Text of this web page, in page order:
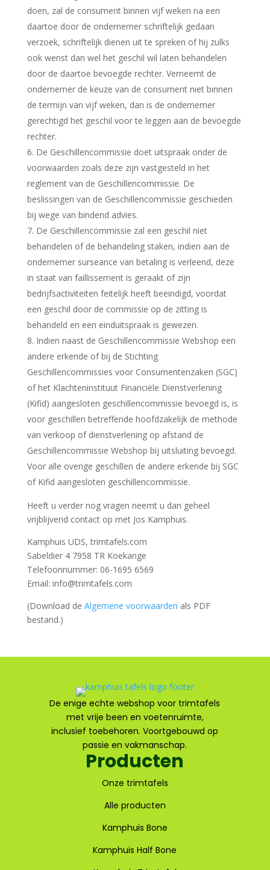
doen, zal de consument binnen vijf weken na een
daartoe door de ondernemer schriftelijk gedaan
verzoek, schriftelijk dienen uit te spreken of hij zulks
ook wenst dan wel het geschil wil laten behandelen
door de daartoe bevoegde rechter. Verneemt de
ondernemer de keuze van de consument niet binnen
de termijn van vijf weken, dan is de ondernemer
gerechtigd het geschil voor te leggen aan de bevoegde
rechter.
6. De Geschillencommissie doet uitspraak onder de
voorwaarden zoals deze zijn vastgesteld in het
reglement van de Geschillencommissie. De
beslissingen van de Geschillencommissie geschieden
bij wege van bindend advies.
7. De Geschillencommissie zal een geschil niet
behandelen of de behandeling staken, indien aan de
ondernemer surseance van betaling is verleend, deze
in staat van faillissement is geraakt of zijn
bedrijfsactiviteiten feitelijk heeft beëindigd, voordat
een geschil door de commissie op de zitting is
behandeld en een einduitspraak is gewezen.
8. Indien naast de Geschillencommissie Webshop een
andere erkende of bij de Stichting
Geschillencommissies voor Consumentenzaken (SGC)
of het Klachteninstituut Financiële Dienstverlening
(Kifid) aangesloten geschillencommissie bevoegd is, is
voor geschillen betreffende hoofdzakelijk de methode
van verkoop of dienstverlening op afstand de
Geschillencommissie Webshop bij uitsluiting bevoegd.
Voor alle overige geschillen de andere erkende bij SGC
of Kifid aangesloten geschillencommissie.
Heeft u verder nog vragen neemt u dan geheel
vrijblijvend contact op met Jos Kamphuis.
Kamphuis UDS, trimtafels.com
Sabeldier 4 7958 TR Koekange
Telefoonnummer: 06-1695 6569
Email: info@trimtafels.com
(Download de Algemene voorwaarden als PDF
bestand.)
De enige echte webshop voor trimtafels
met vrije been en voetenruimte,
inclusief toebehoren. Voortgebouwd op
passie en vakmanschap.
Producten
Onze trimtafels
Alle producten
Kamphuis Bone
Kamphuis Half Bone